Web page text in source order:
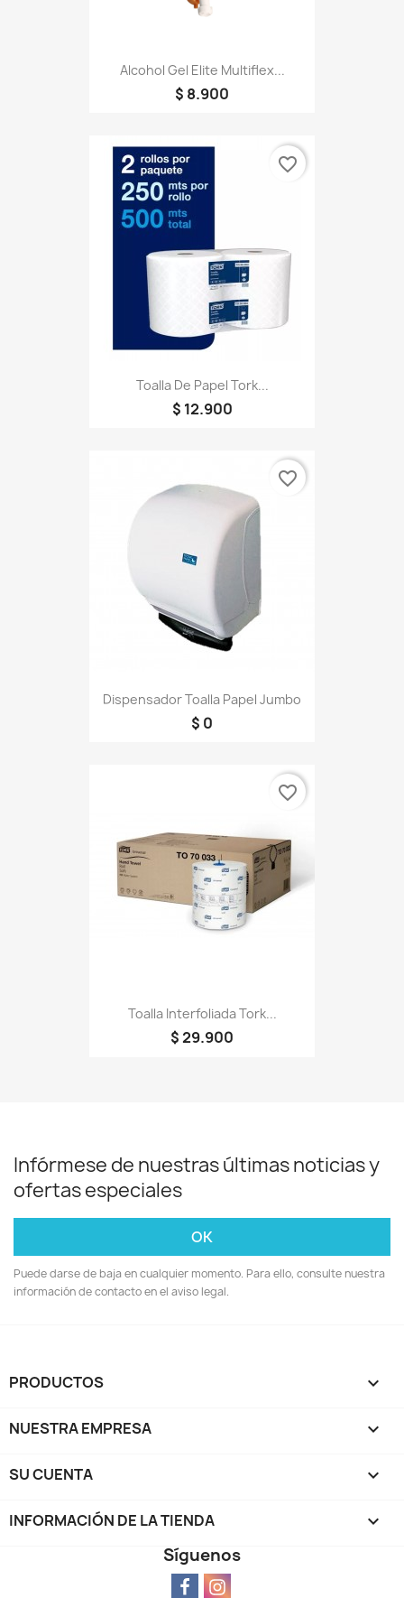
Alcohol Gel Elite Multiflex...
$ 8.900
Toalla De Papel Tork...
$ 12.900
favorite_border
Dispensador Toalla Papel Jumbo
$ 0
favorite_border
Toalla Interfoliada Tork...
$ 29.900
favorite_border
Infórmese de nuestras últimas noticias y
ofertas especiales
Puede darse de baja en cualquier momento. Para ello, consulte nuestra
información de contacto en el aviso legal.
PRODUCTOS 
NUESTRA EMPRESA 
SU CUENTA 
INFORMACIÓN DE LA TIENDA keyboard_arrow_down
Síguenos